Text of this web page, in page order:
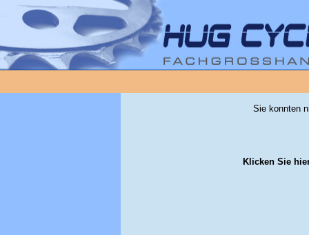
Sie konnten
Klicken Sie